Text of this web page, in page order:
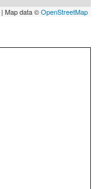
| Map data ©OpenStreetMap